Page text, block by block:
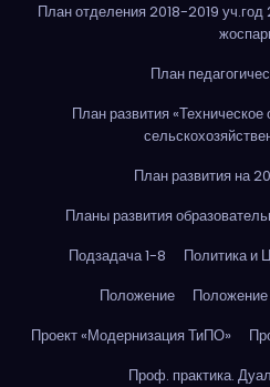
План отделения 2018-2019
План
План развития
План развития на
Планы развития
Подзадача 1-8
Политика и
Положение
Положение
Проект «Модернизация ТиПО»
Проф. практика.